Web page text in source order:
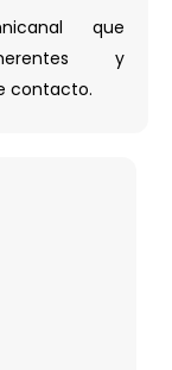
que
y
contacto.